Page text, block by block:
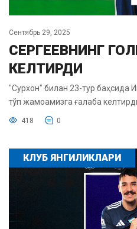
Сентябрь 29, 2025
СЕРГЕЕВНИНГ
КЕЛТИРДИ
"Сурхон" билан 23-тур баҳсида
тўп жамоамизга ғалаба
418 0
КЛУБ ЯНГИЛИКЛАРИ